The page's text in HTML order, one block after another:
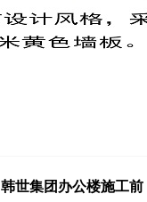
韩世集团办公楼施工前